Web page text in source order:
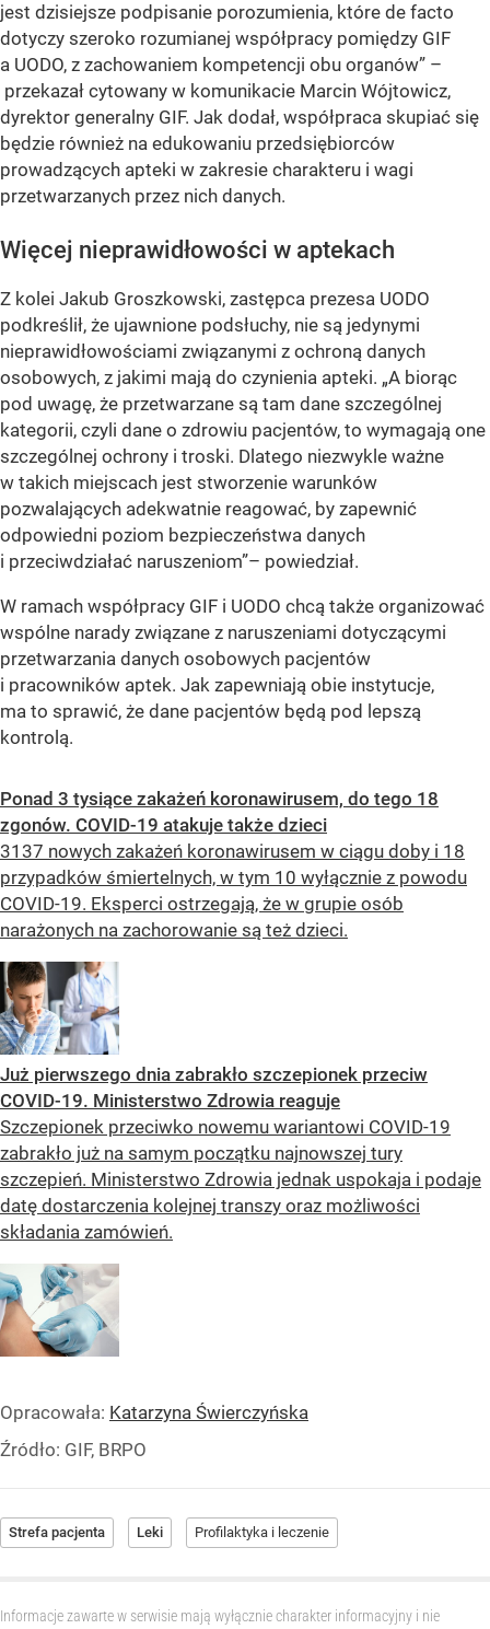
jest dzisiejsze podpisanie porozumienia, które de facto
dotyczy szeroko rozumianej współpracy pomiędzy GIF
a UODO, z zachowaniem kompetencji obu organów” –
przekazał cytowany w komunikacie Marcin Wójtowicz,
dyrektor generalny GIF. Jak dodał, współpraca skupiać się
będzie również na edukowaniu przedsiębiorców
prowadzących apteki w zakresie charakteru i wagi
przetwarzanych przez nich danych.
Więcej nieprawidłowości w aptekach
Z kolei Jakub Groszkowski, zastępca prezesa UODO
podkreślił, że ujawnione podsłuchy, nie są jedynymi
nieprawidłowościami związanymi z ochroną danych
osobowych, z jakimi mają do czynienia apteki. „A biorąc
pod uwagę, że przetwarzane są tam dane szczególnej
kategorii, czyli dane o zdrowiu pacjentów, to wymagają one
szczególnej ochrony i troski. Dlatego niezwykle ważne
w takich miejscach jest stworzenie warunków
pozwalających adekwatnie reagować, by zapewnić
odpowiedni poziom bezpieczeństwa danych
i przeciwdziałać naruszeniom”– powiedział.
W ramach współpracy GIF i UODO chcą także organizować
wspólne narady związane z naruszeniami dotyczącymi
przetwarzania danych osobowych pacjentów
i pracowników aptek. Jak zapewniają obie instytucje,
ma to sprawić, że dane pacjentów będą pod lepszą
kontrolą.
Ponad 3 tysiące zakażeń koronawirusem, do tego 18
zgonów. COVID-19 atakuje także dzieci
3137 nowych zakażeń koronawirusem w ciągu doby i 18
przypadków śmiertelnych, w tym 10 wyłącznie z powodu
COVID-19. Eksperci ostrzegają, że w grupie osób
narażonych na zachorowanie są też dzieci.
Już pierwszego dnia zabrakło szczepionek przeciw
COVID-19. Ministerstwo Zdrowia reaguje
Szczepionek przeciwko nowemu wariantowi COVID-19
zabrakło już na samym początku najnowszej tury
szczepień. Ministerstwo Zdrowia jednak uspokaja i podaje
datę dostarczenia kolejnej transzy oraz możliwości
składania zamówień.
Opracowała: Katarzyna Świerczyńska
Źródło: GIF, BRPO
Strefa pacjenta Leki Profilaktyka i leczenie
Informacje zawarte w serwisie mają wyłącznie charakter informacyjny i nie